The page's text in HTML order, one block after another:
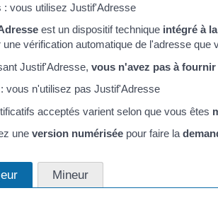
: vous utilisez Justif'Adresse
est un dispositif technique intégré à
une vérification automatique de l'adresse que
Justif'Adresse, vous n'avez pas à
vous n'utilisez pas Justif'Adresse
acceptés varient selon que vous êtes
une version numérisée pour faire la
Mineur